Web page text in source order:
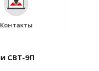
Контакты
СВТ-9П